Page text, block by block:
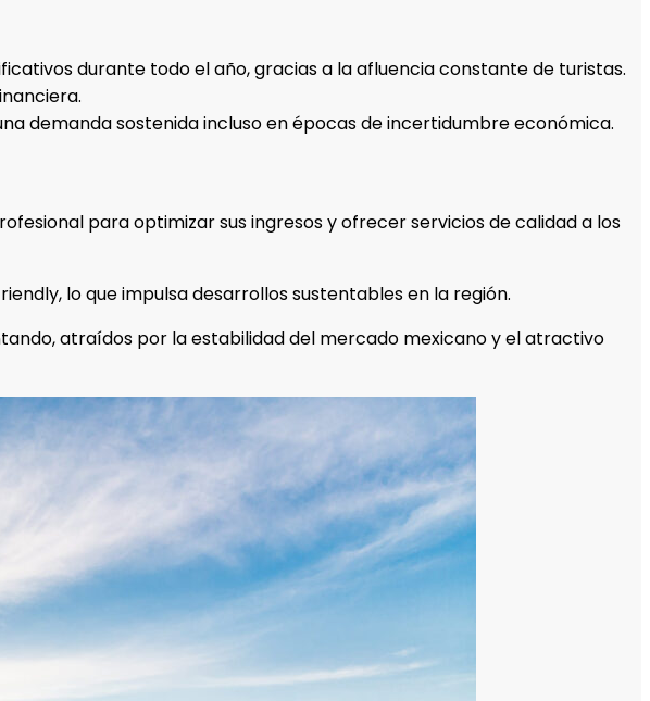
durante todo el año, gracias a la afluencia constante de turistas.
demanda sostenida incluso en épocas de incertidumbre económica.
para optimizar sus ingresos y ofrecer servicios de calidad a los
lo que impulsa desarrollos sustentables en la región.
atraídos por la estabilidad del mercado mexicano y el atractivo